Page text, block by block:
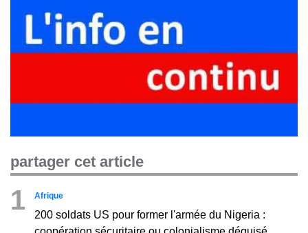
partager cet article
1 Afrique
200 soldats US pour former l'armée du Nigeria :